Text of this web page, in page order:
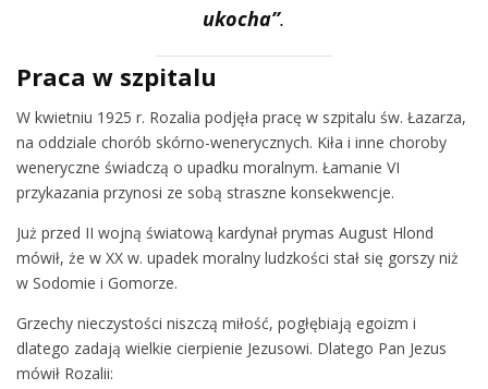
ukocha”.
Praca w szpitalu
W kwietniu 1925 r. Rozalia podjęła pracę w szpitalu św. Łazarza,
na oddziale chorób skórno-wenerycznych. Kiła i inne choroby
weneryczne świadczą o upadku moralnym. Łamanie VI
przykazania przynosi ze sobą straszne konsekwencje.
Już przed II wojną światową kardynał prymas August Hlond
mówił, że w XX w. upadek moralny ludzkości stał się gorszy niż
w Sodomie i Gomorze.
Grzechy nieczystości niszczą miłość, pogłębiają egoizm i
dlatego zadają wielkie cierpienie Jezusowi. Dlatego Pan Jezus
mówił Rozalii: